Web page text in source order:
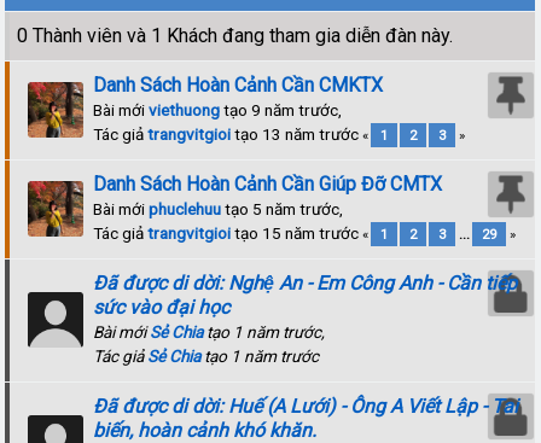
0 Thành viên và 1 Khách đang tham gia diễn đàn này.
Danh Sách Hoàn Cảnh Cần CMKTX
Bài mớiviethuongtạo 9 năm trước,
Tác giảtrangvitgioitạo 13 năm trước« 1 2 3 »
Danh Sách Hoàn Cảnh Cần Giúp Đỡ CMTX
Bài mớiphuclehuutạo 5 năm trước,
Tác giảtrangvitgioitạo 15 năm trước« 1 2 3 ... 29 »
Đã được di dời: Nghệ An - Em Công Anh - Cần tiếp
sức vào đại học
Bài mớiSẻ Chiatạo 1 năm trước,
Tác giảSẻ Chiatạo 1 năm trước
Đã được di dời: Huế (A Lưới) - Ông A Viết Lập - Tai
biến, hoàn cảnh khó khăn.